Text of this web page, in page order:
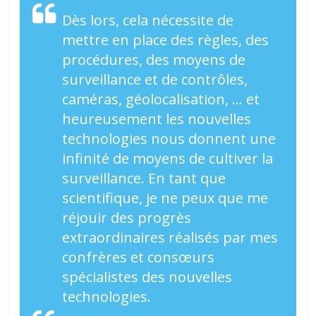
Dès lors, cela nécessite de
mettre en place des règles, des
procédures, des moyens de
surveillance et de contrôles,
caméras, géolocalisation, … et
heureusement les nouvelles
technologies nous donnent une
infinité de moyens de cultiver la
surveillance. En tant que
scientifique, je ne peux que me
réjouir des progrès
extraordinaires réalisés par mes
confrères et consœurs
spécialistes des nouvelles
technologies.